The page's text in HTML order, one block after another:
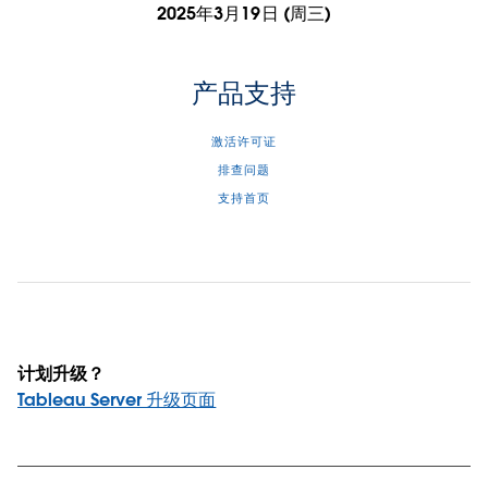
2025年3月19日 (周三)
产品支持
激活许可证
排查问题
支持首页
计划升级？
Tableau Server 升级页面